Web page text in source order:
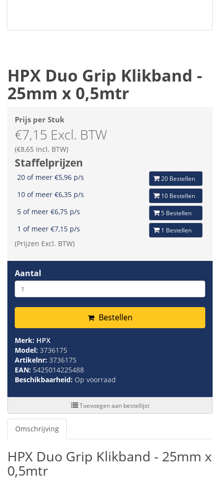
HPX Duo Grip Klikband -
25mm x 0,5mtr
Prijs per Stuk
€7,15 Excl. BTW
(€8,65 Incl. BTW)
Staffelprijzen
20 of meer €5,96 p/s 20 Bestellen
10 of meer €6,35 p/s 10 Bestellen
5 of meer €6,75 p/s 5 Bestellen
1 of meer €7,15 p/s 1 Bestellen
(Prijzen Excl. BTW)
Aantal
Bestellen
Merk: HPX
Model: 3736175
Artikelnr: 3736175
EAN: 5425014225488
Beschikbaarheid: Op voorraad
Toevoegen aan bestellijst
Omschrijving
HPX Duo Grip Klikband - 25mm x
0,5mtr